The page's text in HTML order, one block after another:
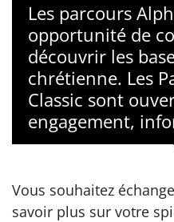
Les parcours
opportunité de
découvrir les
chrétienne. Les
Classic sont
engagement,
Vous souhaitez
savoir plus sur votre